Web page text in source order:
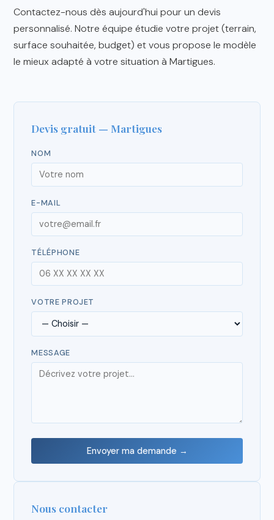
Contactez-nous dès aujourd'hui pour un devis
personnalisé. Notre équipe étudie votre projet (terrain,
surface souhaitée, budget) et vous propose le modèle
le mieux adapté à votre situation à Martigues.
Devis gratuit — Martigues
NOM
E-MAIL
TÉLÉPHONE
VOTRE PROJET
MESSAGE
Envoyer ma demande →
Nous contacter